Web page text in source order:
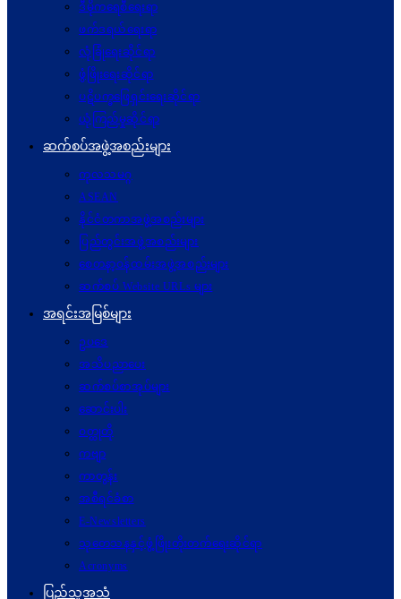
ဒီမိုကရေစီရေးရာ
ဖက်ဒရယ်ရေးရာ
လုံခြုံရေးဆိုင်ရာ
ဖွံဖြိုးရေးဆိုင်ရာ
ပဋိပက္ခ‌ဖြေရှင်းရေးဆိုင်ရာ
ယုံကြည်မှုဆိုင်ရာ
ဆက်စပ်အဖွဲ့အစည်းများ
ကုလသမဂ္ဂ
ASEAN
နိုင်ငံတကာအဖွဲ့အစည်းများ
ပြည်တွင်းအဖွဲ့အစည်းများ
စေတနာ့ဝန်ထမ်းအဖွဲ့အစည်းများ
ဆက်စပ် Website URLs များ
အရင်းအမြစ်များ
ဥပဒေ
အသိပညာပေး
ဆက်စပ်စာအုပ်များ
ဆောင်းပါး
ဝတ္ထုတို
ကဗျာ
ကာတွန်း
အစီရင်ခံစာ
E-Newsletters
သုတေသနနှင့်ဖွံ့ဖြိုးတိုးတက်ရေးဆိုင်ရာ
Acronyms
ပြည်သူ့အသံ